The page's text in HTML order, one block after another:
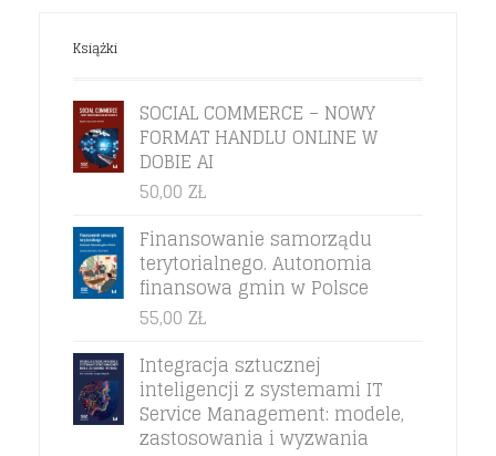
Książki
SOCIAL COMMERCE – NOWY
FORMAT HANDLU ONLINE W
DOBIE AI
50,00 ZŁ
Finansowanie samorządu
terytorialnego. Autonomia
finansowa gmin w Polsce
55,00 ZŁ
Integracja sztucznej
inteligencji z systemami IT
Service Management: modele,
zastosowania i wyzwania